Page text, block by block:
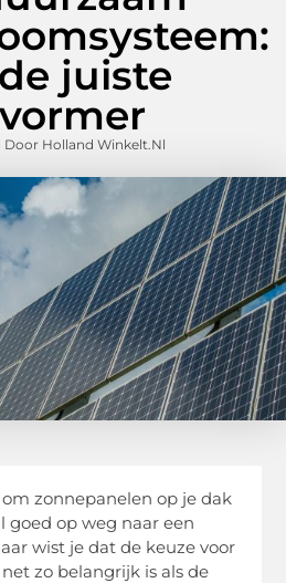
juiste
Door Holland Winkelt.nl
zonnepanelen op je dak
goed op weg naar een
wist je dat de keuze voor
zo belangrijk is als de